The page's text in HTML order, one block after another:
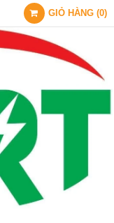
GIỎ HÀNG (0)